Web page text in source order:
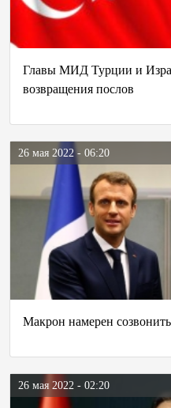
Главы МИД Турции и
возвращения послов
26 мая 2022 - 06:20
Макрон намерен
26 мая 2022 - 02:20